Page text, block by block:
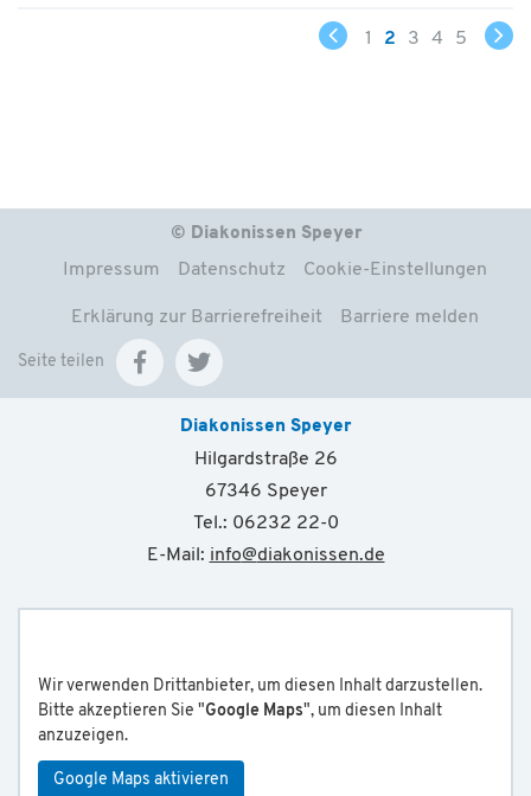
1 2 3 4 5
© Diakonissen Speyer
Impressum Datenschutz Cookie-Einstellungen
Erklärung zur Barrierefreiheit Barriere melden
Seite teilen
Diakonissen Speyer
Hilgardstraße 26
67346 Speyer
Tel.: 06232 22-0
E-Mail: info@diakonissen.de
Wir verwenden Drittanbieter, um diesen Inhalt darzustellen.
Bitte akzeptieren Sie "Google Maps", um diesen Inhalt
anzuzeigen.
Google Maps aktivieren